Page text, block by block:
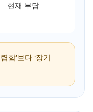
현재 부담
함’보다 ‘장기